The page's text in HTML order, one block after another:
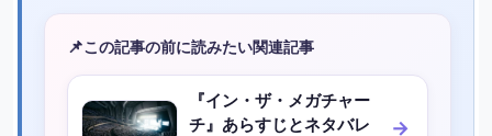
📌この記事の前に読みたい関連記事
『イン・ザ・メガチャー
チ』あらすじとネタバレ